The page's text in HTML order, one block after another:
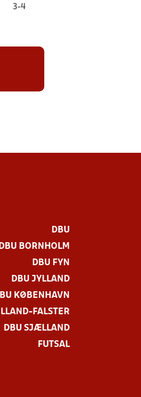
3-4
DBU
DBU BORNHOLM
DBU FYN
DBU JYLLAND
KØBENHAVN
FALSTER
DBU SJÆLLAND
FUTSAL